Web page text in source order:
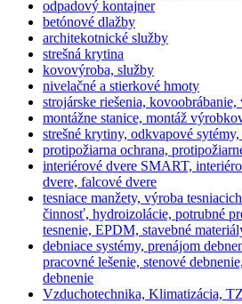
odpadový kontajner
betónové dlažby
architekotnické služby
strešná krytina
kovovýroba, služby
nivelačné a stierkové hmoty
strojárske riešenia,
montážne stanice, montáž
strešné krytiny, odkvapové
protipožiarna ochrana,
interiérové dvere SMART,
dvere, falcové dvere
tesniace manžety, výroba
činnosť, hydroizolácie, potrubné
tesnenie, EPDM, stavebné
debniace systémy, prenájom
pracovné lešenie, stenové
debnenie
Vzduchotechnika, Klimatizácia,